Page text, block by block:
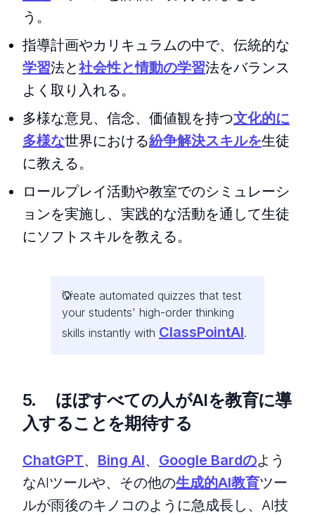
う。
指導計画やカリキュラムの中で、伝統的な
学習法と社会性と情動の学習法をバランス
よく取り入れる。
多様な意見、信念、価値観を持つ文化的に
多様な世界における紛争解決スキルを生徒
に教える。
ロールプレイ活動や教室でのシミュレーシ
ョンを実施し、実践的な活動を通して生徒
にソフトスキルを教える。
Create automated quizzes that test
your students' high-order thinking
skills instantly with ClassPointAI.
5. ほぼすべての人がAIを教育に導
入することを期待する
ChatGPT、 Bing AI、 Google Bardのよう
なAIツールや、その他の生成的AI教育ツー
ルが雨後のキノコのように急成長し、AI技